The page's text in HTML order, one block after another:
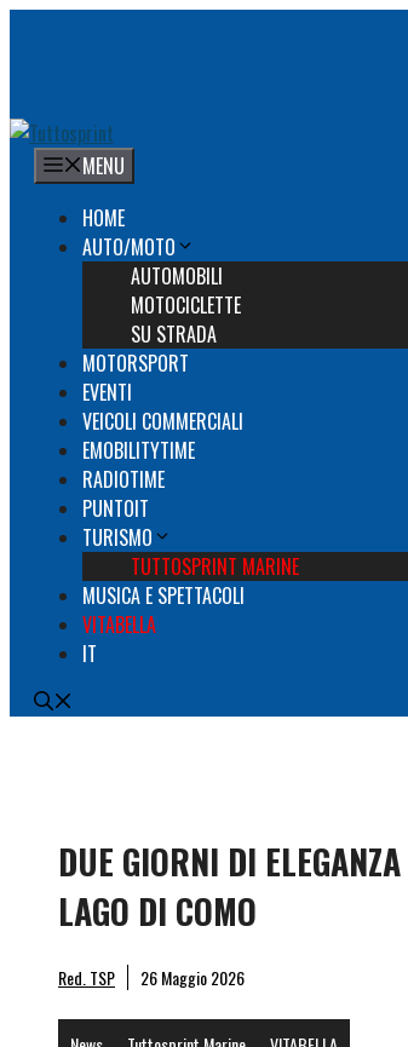
MENU
HOME
AUTO/MOTO
AUTOMOBILI
MOTOCICLETTE
SU STRADA
MOTORSPORT
EVENTI
VEICOLI COMMERCIALI
EMOBILITYTIME
RADIOTIME
PUNTOIT
TURISMO
TUTTOSPRINT MARINE
MUSICA E SPETTACOLI
VITABELLA
IT
DUE GIORNI DI
LAGO DI COMO
Red. TSP 26 Maggio 2026